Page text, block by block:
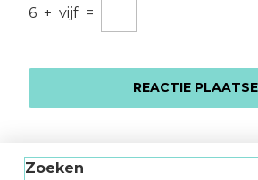
6 + vijf =
Zoeken